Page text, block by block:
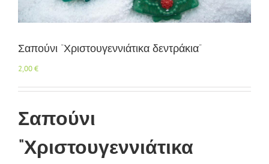
Επικοινωνία
Σαπούνι “Χριστουγεννιάτικα δεντράκια”
2,00€
Σαπούνι
“Χριστουγεννιάτικα